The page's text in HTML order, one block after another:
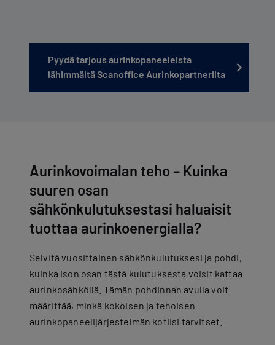
Pyydä tarjous aurinkopaneeleista
lähimmältä Scanoffice Aurinkopartnerilta
Aurinkovoimalan teho – Kuinka
suuren osan
sähkönkulutuksestasi haluaisit
tuottaa aurinkoenergialla?
Selvitä vuosittainen sähkönkulutuksesi ja pohdi,
kuinka ison osan tästä kulutuksesta voisit kattaa
aurinkosähköllä. Tämän pohdinnan avulla voit
määrittää, minkä kokoisen ja tehoisen
aurinkopaneelijärjestelmän kotiisi tarvitset.